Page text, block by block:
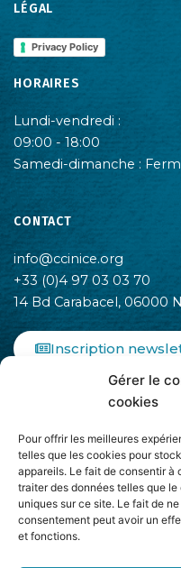
Gérer le
cookies
Pour offrir les meilleures
telles que les cookies pour
appareils. Le fait de consentir à
traiter des données telles que
uniques sur ce site. Le fait de
consentement peut avoir un
et fonctions.
LÉGAL
Privacy Policy
HORAIRES
Lundi-vendredi :
09:00 - 18:00
Samedi-dimanche :
CONTACT
info@ccinice.org
+33 (0)4 97 03 03 70
14 Bd Carabacel, 06000
Inscription
e
b
o
o
k
-
t
a
g
r
a
m
L
i
k
e
d
i
n